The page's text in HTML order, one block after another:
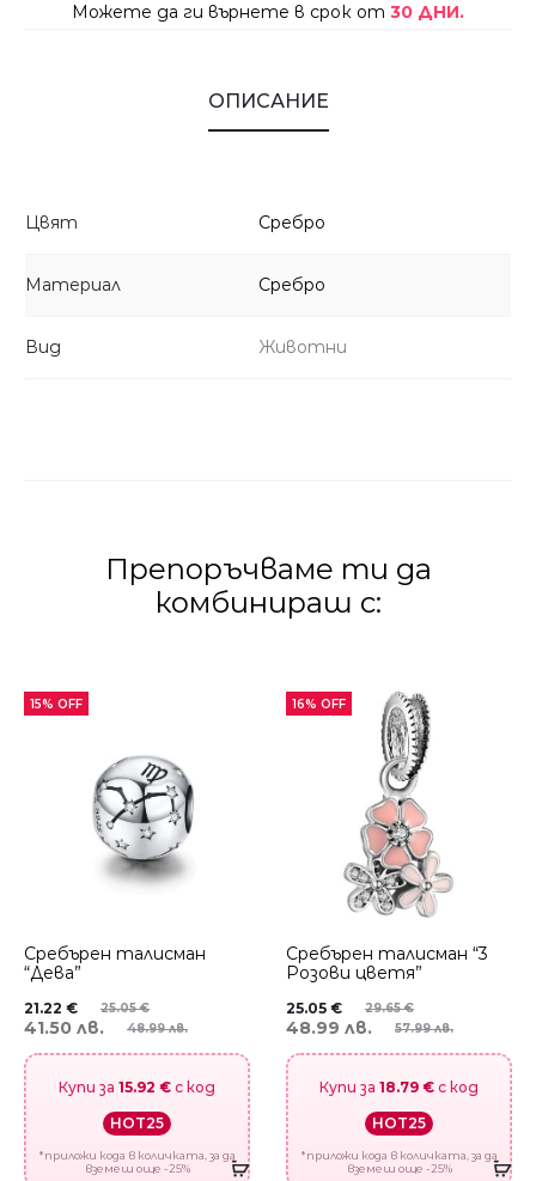
Можете да ги върнете в срок от 30 ДНИ.
ОПИСАНИЕ
Цвят Сребро
Материал Сребро
Вид Животни
Препоръчваме ти да
комбинираш с:
15% OFF
Сребърен талисман
“Дева”
25.05€
21.22 €
48.99 лв.
41.50 лв.
Купи за 15.92 € с код
HOT25
*приложи кода в количката, за да
вземеш още -25%
16% OFF
Сребърен талисман “3
Розови цветя”
29.65€
25.05 €
57.99 лв.
48.99 лв.
Купи за 18.79 € с код
HOT25
*приложи кода в количката, за да
вземеш още -25%